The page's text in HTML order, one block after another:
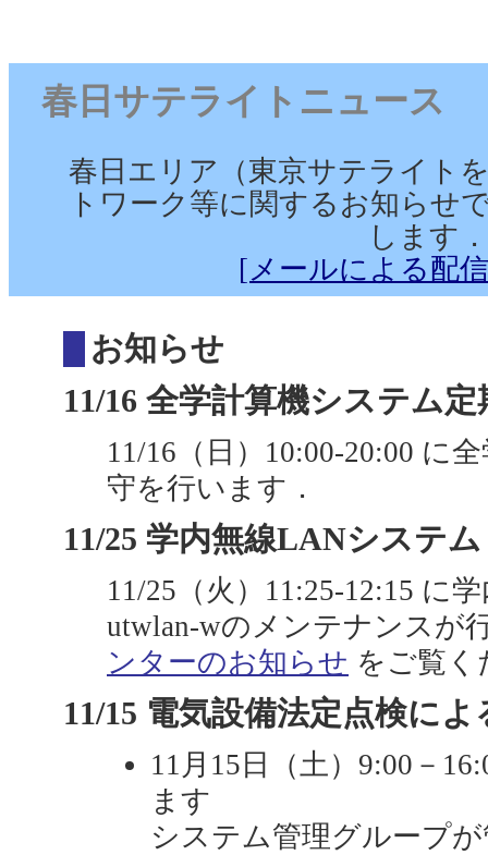
春日サテライトニュース
春日エリア（東京サテライト
トワーク等に関するお知らせ
します．
[メールによる配
お知らせ
11/16 全学計算機システム
11/16（日）10:00-20:00 に
守を行います．
11/25 学内無線LANシステ
11/25（火）11:25-12:15 に
utwlan-wのメンテナンスが
ンターのお知らせ をご覧く
11/15 電気設備法定点検に
11月15日（土）9:00－
ます
システム管理グループ